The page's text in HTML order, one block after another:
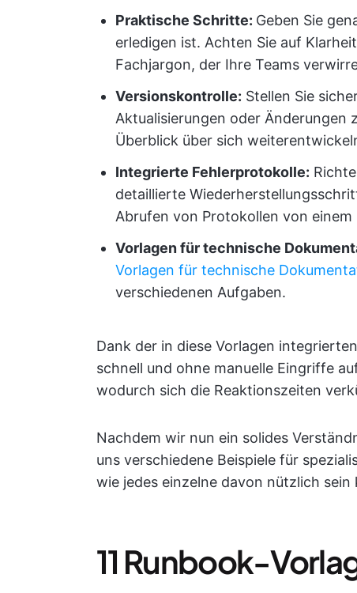
Praktische Schritte: Geben Sie
erledigen ist. Achten Sie auf
Fachjargon, der Ihre Teams
Versionskontrolle: Stellen Sie
Aktualisierungen oder Änderungen
Überblick über sich
Integrierte Fehlerprotokolle:
detaillierte
Abrufen von Protokollen von einem
Vorlagen für technische
Vorlagen für technische
verschiedenen Aufgaben.
Dank der in diese Vorlagen
schnell und ohne manuelle Eingriffe
wodurch sich die Reaktionszeiten
Nachdem wir nun ein solides
uns verschiedene Beispiele für
wie jedes einzelne davon nützlich sein
11 Runbook-